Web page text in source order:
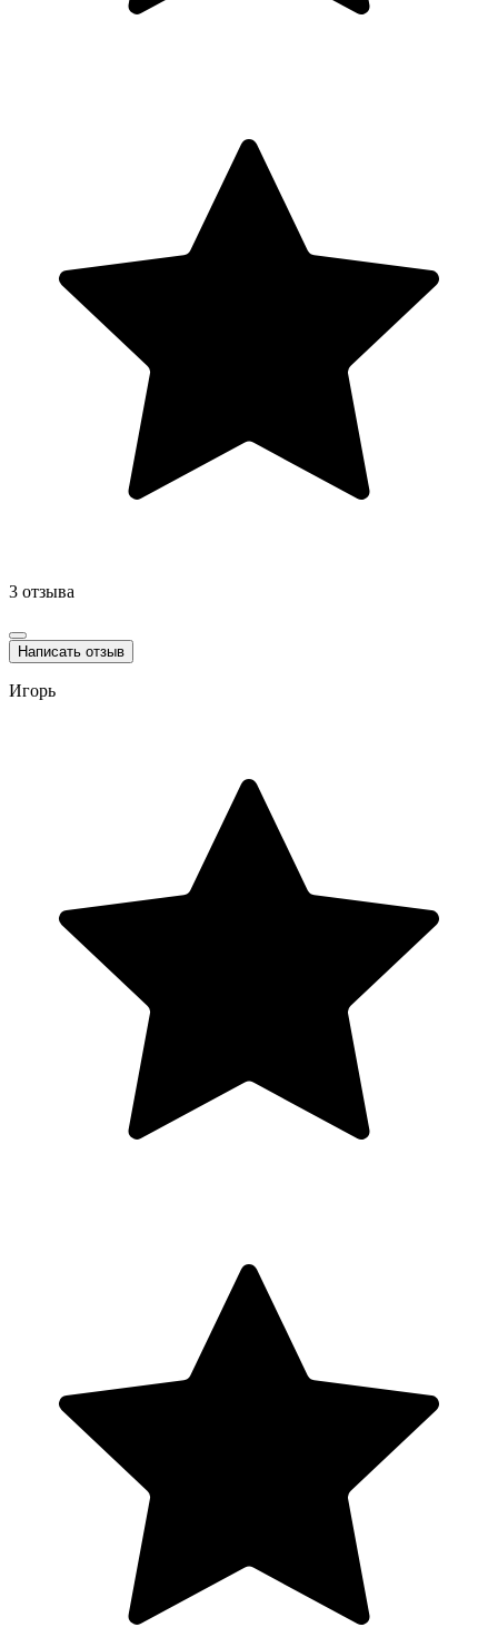
3 отзыва
Написать отзыв
Игорь